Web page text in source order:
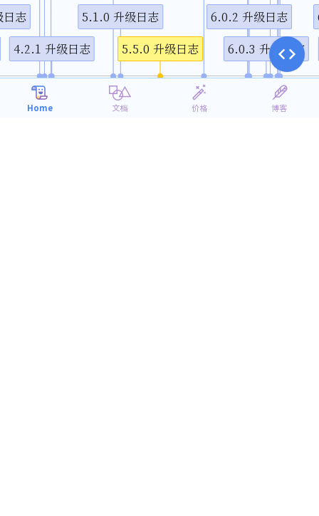
6.0.3 升级日志
6.0.2 升级日志
5.5.0 升级日志
5.1.0 升级日志
4.2.1 升级日志
志
7月
Home 文档 价格 博客